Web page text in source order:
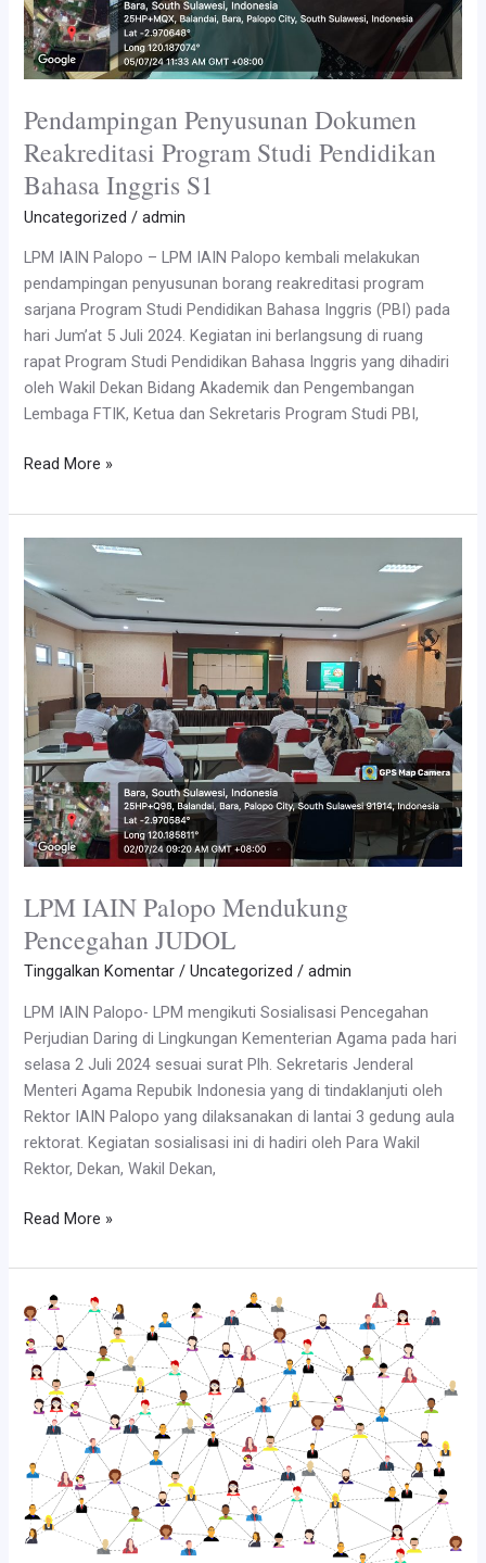
Pendampingan Penyusunan Dokumen
Reakreditasi Program Studi Pendidikan
Bahasa Inggris S1
Uncategorized /admin
LPM IAIN Palopo – LPM IAIN Palopo kembali melakukan
pendampingan penyusunan borang reakreditasi program
sarjana Program Studi Pendidikan Bahasa Inggris (PBI) pada
hari Jum’at 5 Juli 2024. Kegiatan ini berlangsung di ruang
rapat Program Studi Pendidikan Bahasa Inggris yang dihadiri
oleh Wakil Dekan Bidang Akademik dan Pengembangan
Lembaga FTIK, Ketua dan Sekretaris Program Studi PBI,
Pendampingan
Dokumen
Reakreditasi
Program
Studi
Pendidikan
Bahasa
Inggris
S1
Read More »
LPM IAIN Palopo Mendukung
Pencegahan JUDOL
Tinggalkan Komentar /Uncategorized /admin
LPM IAIN Palopo- LPM mengikuti Sosialisasi Pencegahan
Perjudian Daring di Lingkungan Kementerian Agama pada hari
selasa 2 Juli 2024 sesuai surat Plh. Sekretaris Jenderal
Menteri Agama Repubik Indonesia yang di tindaklanjuti oleh
Rektor IAIN Palopo yang dilaksanakan di lantai 3 gedung aula
rektorat. Kegiatan sosialisasi ini di hadiri oleh Para Wakil
Rektor, Dekan, Wakil Dekan,
LPM
Palopo
Mendukung
Pencegahan
JUDOL
Read More »